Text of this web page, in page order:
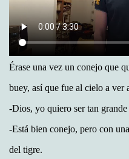
Érase una vez un conejo que
buey, así que fue al cielo a
-Dios, yo quiero ser tan
-Está bien conejo, pero con
del tigre.